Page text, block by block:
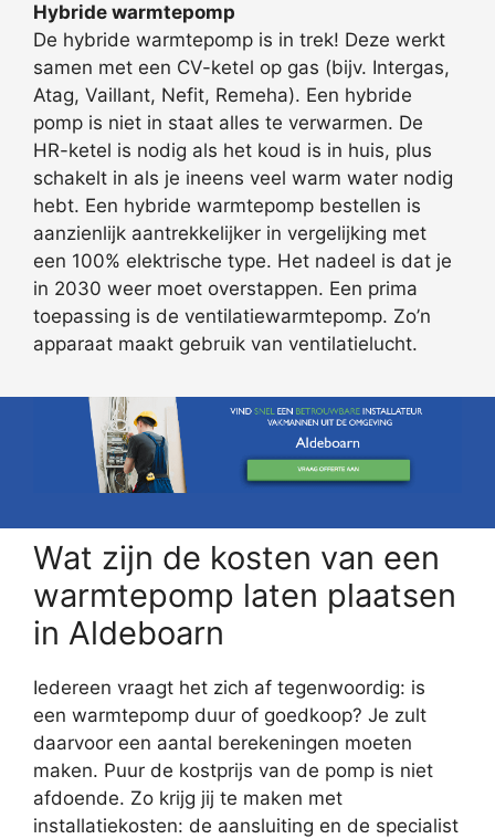
Hybride warmtepomp
De hybride warmtepomp is in trek! Deze werkt
samen met een CV-ketel op gas (bijv. Intergas,
Atag, Vaillant, Nefit, Remeha). Een hybride
pomp is niet in staat alles te verwarmen. De
HR-ketel is nodig als het koud is in huis, plus
schakelt in als je ineens veel warm water nodig
hebt. Een hybride warmtepomp bestellen is
aanzienlijk aantrekkelijker in vergelijking met
een 100% elektrische type. Het nadeel is dat je
in 2030 weer moet overstappen. Een prima
toepassing is de ventilatiewarmtepomp. Zo’n
apparaat maakt gebruik van ventilatielucht.
Wat zijn de kosten van een
warmtepomp laten plaatsen
in Aldeboarn
Iedereen vraagt het zich af tegenwoordig: is
een warmtepomp duur of goedkoop? Je zult
daarvoor een aantal berekeningen moeten
maken. Puur de kostprijs van de pomp is niet
afdoende. Zo krijg jij te maken met
installatiekosten: de aansluiting en de specialist